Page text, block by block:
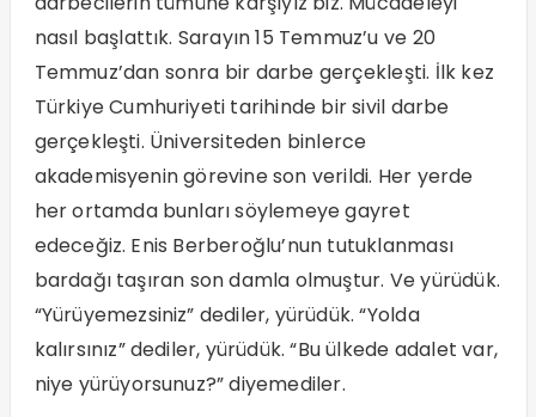
nasıl başlattık. Sarayın 15 Temmuz’u ve 20
Temmuz’dan sonra bir darbe gerçekleşti. İlk kez
Türkiye Cumhuriyeti tarihinde bir sivil darbe
gerçekleşti. Üniversiteden binlerce
akademisyenin görevine son verildi. Her yerde
her ortamda bunları söylemeye gayret
edeceğiz. Enis Berberoğlu’nun tutuklanması
bardağı taşıran son damla olmuştur. Ve yürüdük.
“Yürüyemezsiniz” dediler, yürüdük. “Yolda
kalırsınız” dediler, yürüdük. “Bu ülkede adalet var,
niye yürüyorsunuz?” diyemediler.